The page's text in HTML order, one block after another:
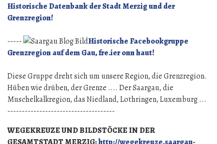
Historische Datenbank der Stadt Merzig und der
Grenzregion!
-----
Historische Facebookgruppe
Grenzregion auf dem Gau, fre.ier onn haut!
Diese Gruppe dreht sich um unsere Region, die Grenzregion.
Hüben wie drüben, der Grenze .... Der Saargau, die
Muschelkalkregion, das Niedland, Lothringen, Luxemburg ...
-------------------------------------
WEGEKREUZE UND BILDSTÖCKE IN DER
GESAMTSTADT MERZIG:http://wegekreuze.saargau-